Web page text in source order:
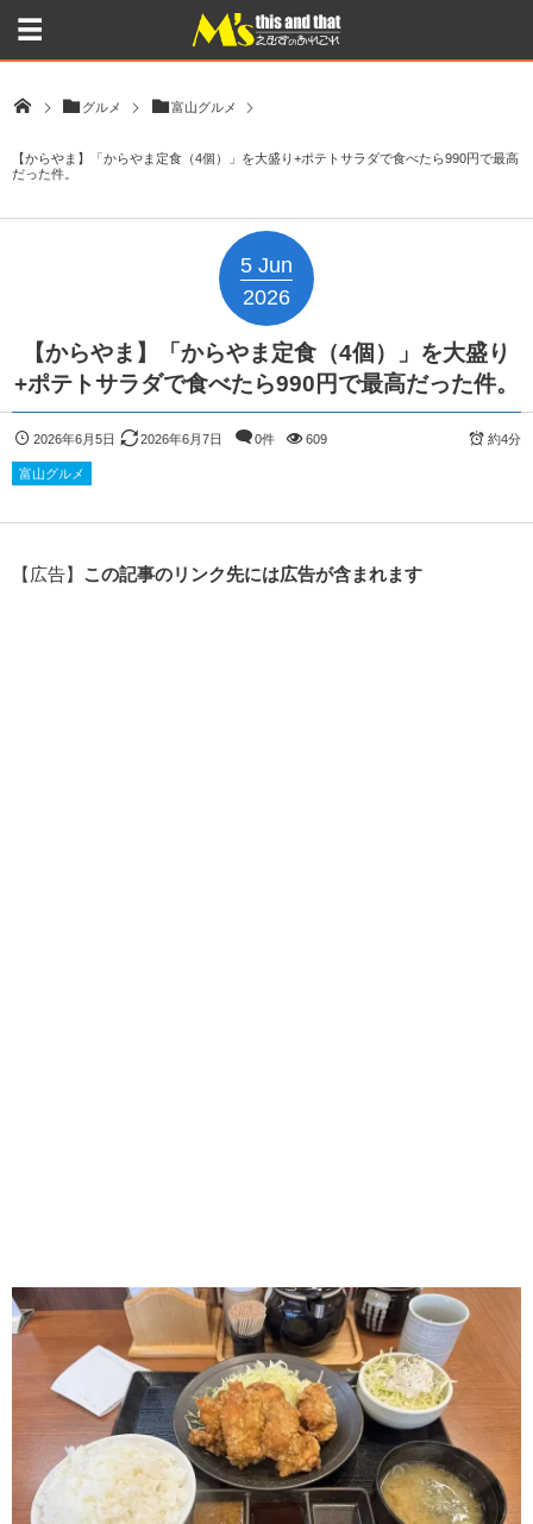
グルメ 富山グルメ
【からやま】「からやま定食（4個）」を大盛り+ポテトサラダで食べたら990円で最高
だった件。
5 Jun
2026
【からやま】「からやま定食（4個）」を大盛り
+ポテトサラダで食べたら990円で最高だった件。
2026年6月5日 2026年6月7日 0件 609 約4分
富山グルメ
【広告】 この記事のリンク先には広告が含まれます